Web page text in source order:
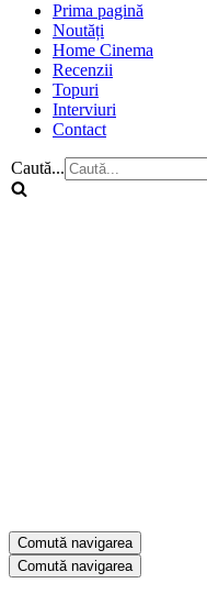
Prima pagină
Noutăți
Home Cinema
Recenzii
Topuri
Interviuri
Contact
Caută...
Comută navigarea
Comută navigarea